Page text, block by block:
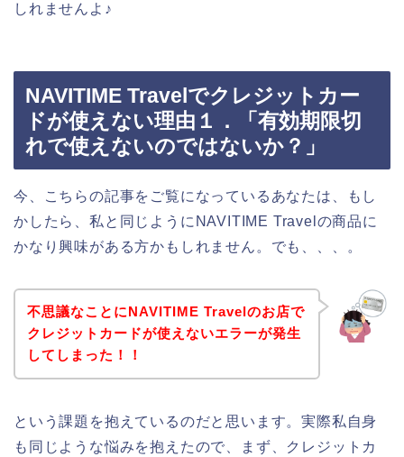
しれませんよ♪
NAVITIME Travelでクレジットカー
ドが使えない理由１．「有効期限切
れで使えないのではないか？」
今、こちらの記事をご覧になっているあなたは、もし
かしたら、私と同じようにNAVITIME Travelの商品に
かなり興味がある方かもしれません。でも、、、。
不思議なことにNAVITIME Travelのお店で
クレジットカードが使えないエラーが発生
してしまった！！
という課題を抱えているのだと思います。実際私自身
も同じような悩みを抱えたので、まず、クレジットカ